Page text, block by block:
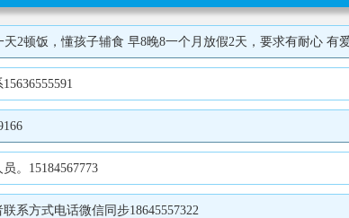
2顿饭，懂孩子辅食 早8晚8一个月放假2天，要求有耐心 有
。15184567773
系方式电话微信同步18645557322